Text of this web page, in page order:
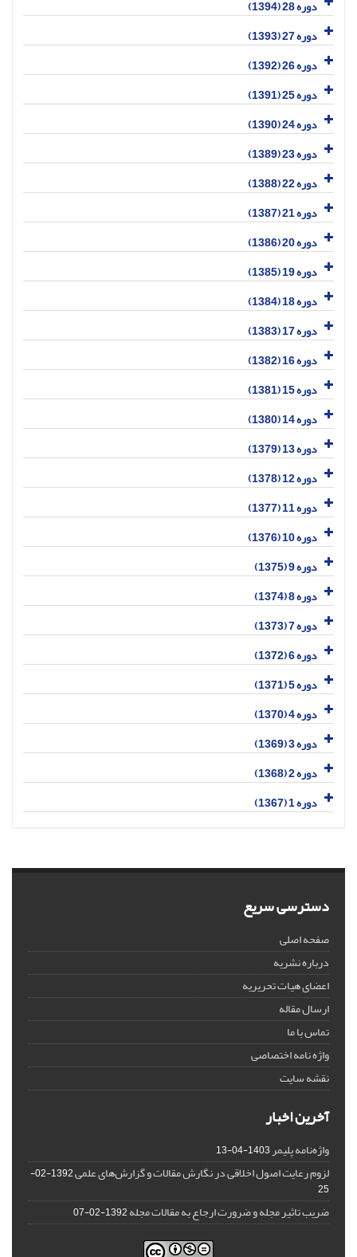
دوره 28 (1394)
دوره 27 (1393)
دوره 26 (1392)
دوره 25 (1391)
دوره 24 (1390)
دوره 23 (1389)
دوره 22 (1388)
دوره 21 (1387)
دوره 20 (1386)
دوره 19 (1385)
دوره 18 (1384)
دوره 17 (1383)
دوره 16 (1382)
دوره 15 (1381)
دوره 14 (1380)
دوره 13 (1379)
دوره 12 (1378)
دوره 11 (1377)
دوره 10 (1376)
دوره 9 (1375)
دوره 8 (1374)
دوره 7 (1373)
دوره 6 (1372)
دوره 5 (1371)
دوره 4 (1370)
دوره 3 (1369)
دوره 2 (1368)
دوره 1 (1367)
دسترسی سریع
صفحه اصلی
درباره نشریه
اعضای هیات تحریریه
ارسال مقاله
تماس با ما
واژه نامه اختصاصی
نقشه سایت
آخرین اخبار
واژه‌نامه پلیمر1403-04-13
لزوم رعایت اصول اخلاقی در نگارش مقالات و گزارش‌‌های علمی
1392-02-
25
ضریب تاثیر مجله و ضرورت ارجاع به مقالات مجله1392-02-07